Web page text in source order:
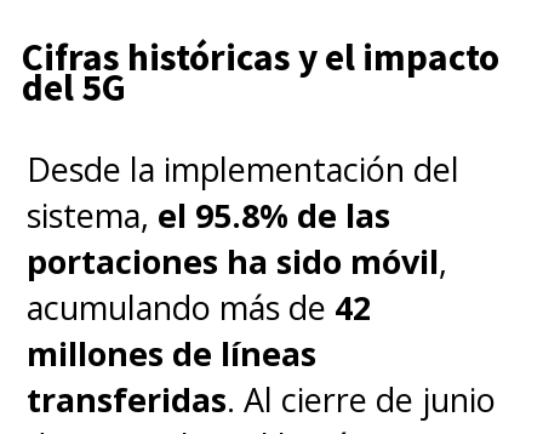
Cifras históricas y el impacto
del 5G
Desde la implementación del
sistema, el 95.8% de las
portaciones ha sido móvil,
acumulando más de 42
millones de líneas
transferidas. Al cierre de junio